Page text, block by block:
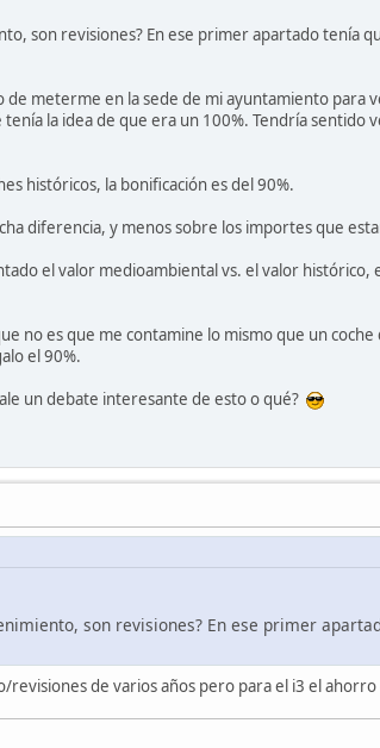
son revisiones? En ese primer apartado tenía
de meterme en la sede de mi ayuntamiento para
la idea de que era un 100%. Tendría sentido
históricos, la bonificación es del 90%.
diferencia, y menos sobre los importes que
el valor medioambiental vs. el valor histórico,
no es que me contamine lo mismo que un
el 90%.
un debate interesante de esto o qué?
son revisiones? En ese primer
de varios años pero para el i3 el